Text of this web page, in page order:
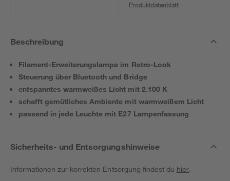
Produktdatenblatt
Beschreibung
Filament-Erweiterungslampe im Retro-Look
Steuerung über Bluetooth und Bridge
entspanntes warmweißes Licht mit 2.100 K
schafft gemütliches Ambiente mit warmweißem Licht
passend in jede Leuchte mit E27 Lampenfassung
Sicherheits- und Entsorgungshinweise
Informationen zur korrekten Entsorgung findest du hier.